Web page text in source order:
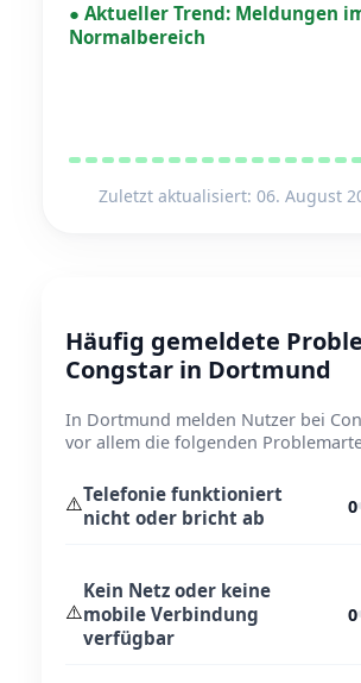
● Aktueller Trend: Meldungen
Normalbereich
Zuletzt aktualisiert: 06. August
Häufig gemeldete
Congstar in Dortmund
In Dortmund melden Nutzer bei
vor allem die folgenden
⚠️Telefonie funktioniert
nicht oder bricht ab
0
⚠️
Kein Netz oder keine
mobile Verbindung
verfügbar
0